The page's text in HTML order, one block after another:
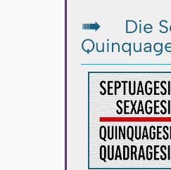
↦
Die